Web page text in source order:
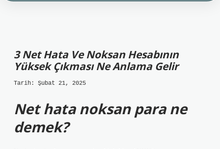
3 Net Hata Ve Noksan Hesabının
Yüksek Çıkması Ne Anlama Gelir
Tarih: Şubat 21, 2025
Net hata noksan para ne
demek?